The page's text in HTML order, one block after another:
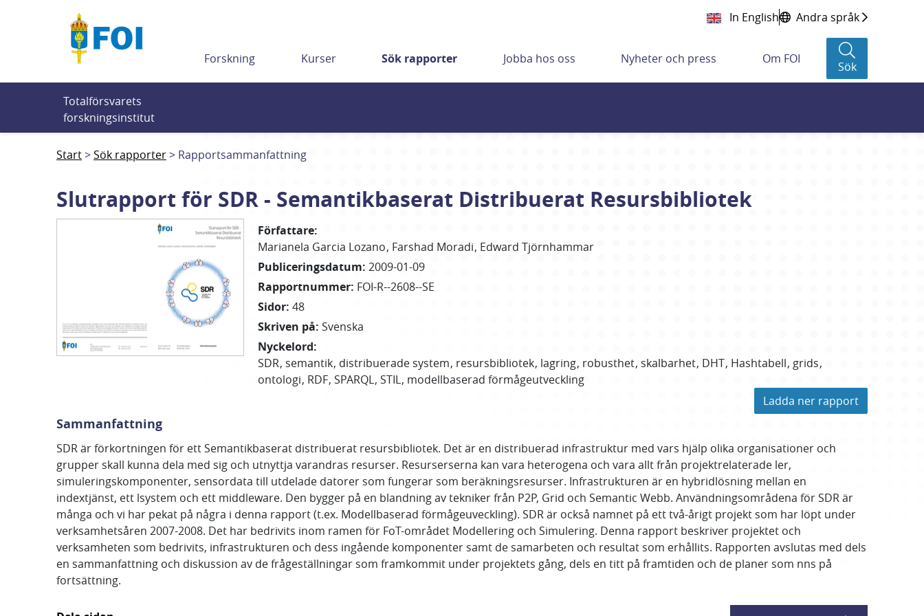
In English Andra språk
Forskning Kurser Sök rapporter Jobba hos oss Nyheter och press Om FOI
Sök
Totalförsvarets
forskningsinstitut
Start Sök rapporter Rapportsammanfattning
Slutrapport för SDR - Semantikbaserat Distribuerat Resursbibliotek
Författare:
Marianela Garcia Lozano Farshad Moradi Edward Tjörnhammar
Publiceringsdatum: 2009-01-09
Rapportnummer: FOI-R--2608--SE
Sidor: 48
Skriven på: Svenska
Nyckelord:
SDR semantik distribuerade system resursbibliotek lagring robusthet skalbarhet DHT Hashtabell grids
ontologi RDF SPARQL STIL modellbaserad förmågeutveckling
Ladda ner rapport
Sammanfattning
SDR är förkortningen för ett Semantikbaserat distribuerat resursbibliotek. Det är en distribuerad infrastruktur med vars hjälp olika organisationer och
grupper skall kunna dela med sig och utnyttja varandras resurser. Resurserserna kan vara heterogena och vara allt från projektrelaterade ler,
simuleringskomponenter, sensordata till utdelade datorer som fungerar som beräkningsresurser. Infrastrukturen är en hybridlösning mellan en
indextjänst, ett lsystem och ett middleware. Den bygger på en blandning av tekniker från P2P, Grid och Semantic Webb. Användningsområdena för SDR är
många och vi har pekat på några i denna rapport (t.ex. Modellbaserad förmågeuveckling). SDR är också namnet på ett två-årigt projekt som har löpt under
verksamhetsåren 2007-2008. Det har bedrivits inom ramen för FoT-området Modellering och Simulering. Denna rapport beskriver projektet och
verksamheten som bedrivits, infrastrukturen och dess ingående komponenter samt de samarbeten och resultat som erhållits. Rapporten avslutas med dels
en sammanfattning och diskussion av de frågeställningar som framkommit under projektets gång, dels en titt på framtiden och de planer som nns på
fortsättning.